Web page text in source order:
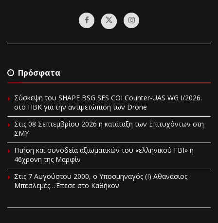
Πρόσφατα
Σύσκεψη του SHAPE BSG SES COI Counter-UAS WG I/2026.
στο ΠΒΚ για την αντιμετώπιση των Drone
Στις 08 Σεπτεμβρίου 2026 η κατάταξη των Επιτυχόντων στη
ΣΜΥ
Πτήση και συνοδεία αξιωματικών του «ελληνικού FBI» η
46χρονη της Μαρφίν
Στις 7 Αυγούστου 2000, ο Υποσμηναγός (Ι) Αθανάσιος
Μπεσλεμές…Έπεσε στο Καθήκον